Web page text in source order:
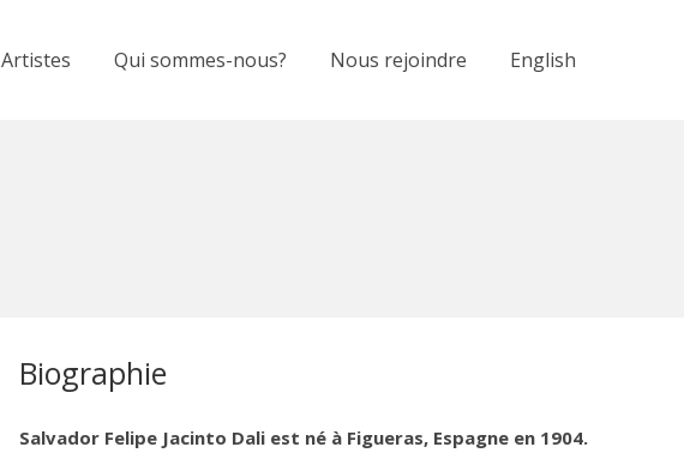
Artistes Qui sommes-nous? Nous rejoindre English
Biographie
Salvador Felipe Jacinto Dali est né à Figueras, Espagne en 1904.